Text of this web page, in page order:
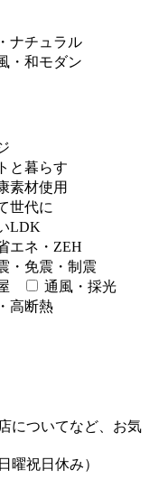
ナチュラル
・和モダン
と暮らす
素材使用
世代に
LDK
エネ・ZEH
・免震・制震
通風・採光
高断熱
についてなど、お気
曜祝日休み）